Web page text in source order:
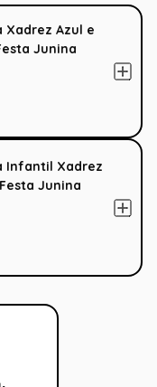
Xadrez Azul e
Junina
Infantil Xadrez
Junina